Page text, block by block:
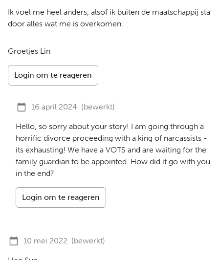
Ik voel me heel anders, alsof ik buiten de maatschappij sta
door alles wat me is overkomen.
Groetjes Lin
Login om te reageren
16 april 2024 (bewerkt)
Hello, so sorry about your story! I am going through a
horrific divorce proceeding with a king of narcassists -
its exhausting! We have a VOTS and are waiting for the
family guardian to be appointed. How did it go with you
in the end?
Login om te reageren
10 mei 2022 (bewerkt)